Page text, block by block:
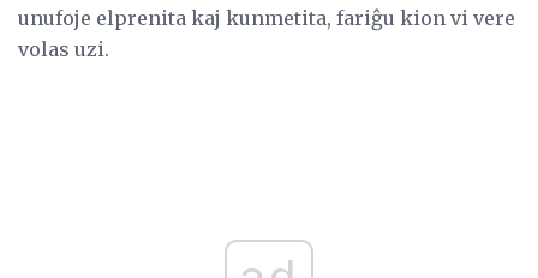
unufoje elprenita kaj kunmetita, fariĝu kion vi vere
volas uzi.